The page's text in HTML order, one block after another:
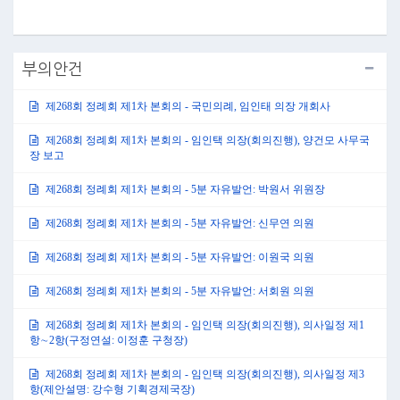
부의안건
제268회 정례회 제1차 본회의 - 국민의례, 임인태 의장 개회사
제268회 정례회 제1차 본회의 - 임인택 의장(회의진행), 양건모 사무국
장 보고
제268회 정례회 제1차 본회의 - 5분 자유발언: 박원서 위원장
제268회 정례회 제1차 본회의 - 5분 자유발언: 신무연 의원
제268회 정례회 제1차 본회의 - 5분 자유발언: 이원국 의원
제268회 정례회 제1차 본회의 - 5분 자유발언: 서회원 의원
제268회 정례회 제1차 본회의 - 임인택 의장(회의진행), 의사일정 제1
항∼2항(구정연설: 이정훈 구청장)
제268회 정례회 제1차 본회의 - 임인택 의장(회의진행), 의사일정 제3
항(제안설명: 강수형 기획경제국장)